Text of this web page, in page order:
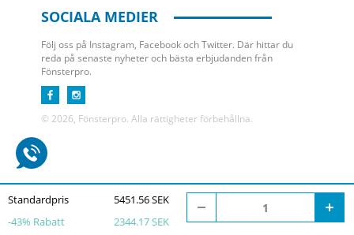
Standardpris
5451.56 SEK
-43% Rabatt 2344.17 SEK
SOCIALA MEDIER
Följ oss på Instagram, Facebook och Twitter. Där hittar du
reda på senaste nyheter och bästa erbjudanden från
Fönsterpro.
© 2026, Fönsterpro. Alla rättigheter förbehållna.